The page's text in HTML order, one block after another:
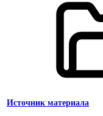
Источник материала